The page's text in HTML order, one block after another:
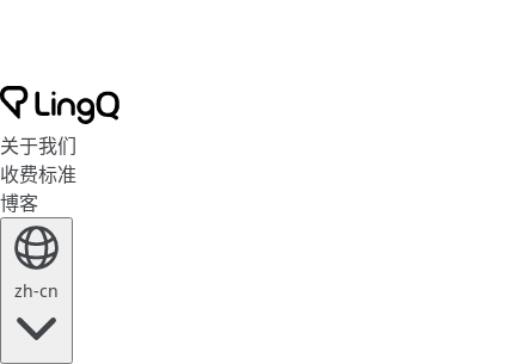
关于我们
收费标准
博客
zh-cn